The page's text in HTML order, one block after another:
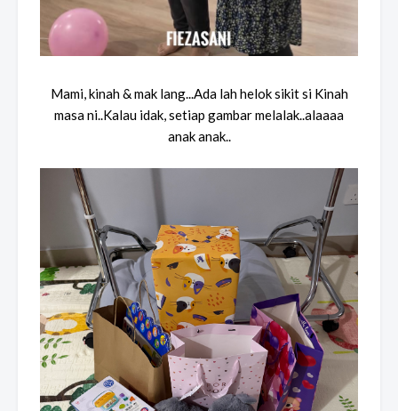
Mami, kinah & mak lang...Ada lah helok sikit si Kinah
masa ni..Kalau idak, setiap gambar melalak..alaaaa
anak anak..